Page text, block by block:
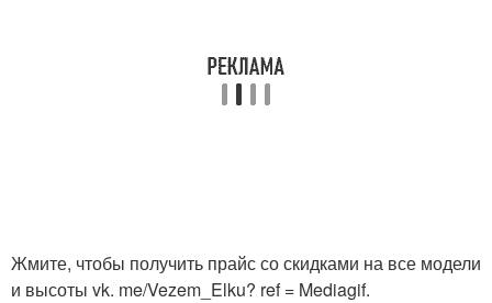
Жмите, чтобы получить прайс со скидками на все модели
и высоты vk. me/Vezem_Elku? ref = Mediagif.